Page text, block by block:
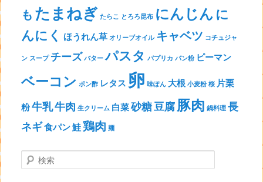
も たまねぎ たらこ とろろ昆布 にんじんに
んにく ほうれん草 オリーブオイル キャベツ コチュジャ
ン スープ チーズ バター パスタ パプリカ パン粉 ピーマン
ベーコン ポン酢 レタス 卵 味ぽん 大根 小麦粉 桜 片栗
粉牛乳牛肉 生クリーム 白菜砂糖豆腐豚肉 鍋料理 長
ネギ食パン鮭鶏肉 麺
検索